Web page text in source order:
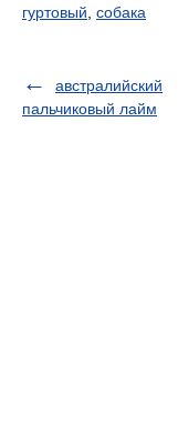
гуртовый, собака
австралийский
пальчиковый лайм